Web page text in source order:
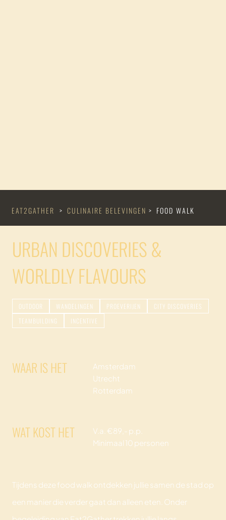
EAT2GATHER > CULINAIRE BELEVINGEN > FOOD WALK
URBAN DISCOVERIES &
WORLDLY FLAVOURS
OUTDOOR WANDELINGEN PROEVERIJEN
CITY DISCOVERIES
TEAMBUILDING
INCENTIVE
WAAR IS HET
Amsterdam
Utrecht
Rotterdam
WAT KOST HET
V.a. €89,- p.p.
Minimaal 10 personen
Tijdens deze food walk ontdekken jullie samen de stad op
een manier die verder gaat dan alleen eten. Onder